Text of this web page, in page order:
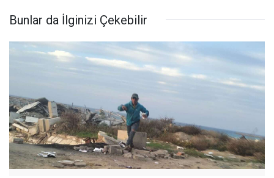
Bunlar da İlginizi Çekebilir